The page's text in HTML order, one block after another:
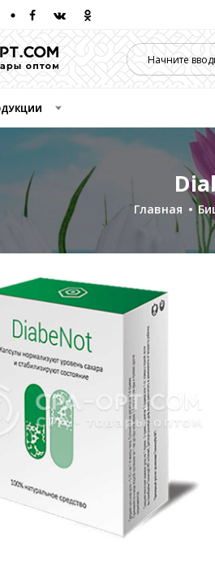
Главная